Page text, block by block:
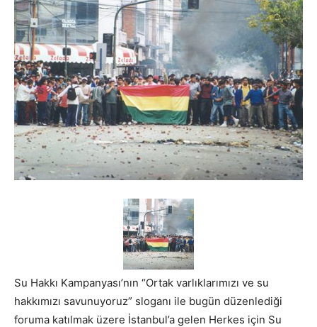
Su Hakkı Kampanyası’nın “Ortak varlıklarımızı ve su
hakkımızı savunuyoruz” sloganı ile bugün düzenlediği
foruma katılmak üzere İstanbul’a gelen Herkes için Su